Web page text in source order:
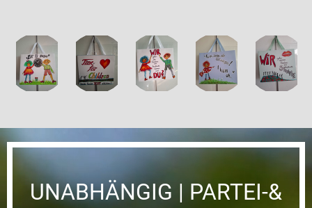
UNABHÄNGIG | PARTEI-&